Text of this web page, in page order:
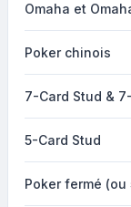
Omaha et
Poker chinois
7-Card Stud &
5-Card Stud
Poker fermé (ou